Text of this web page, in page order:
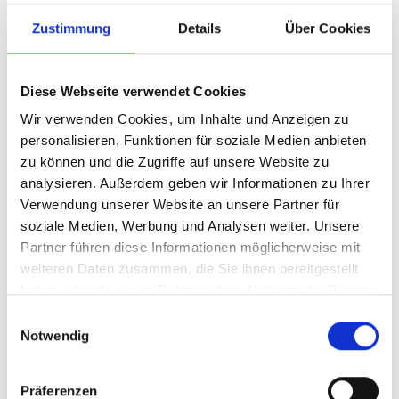
Zustimmung Details Über Cookies
Diese Webseite verwendet Cookies
Wir verwenden Cookies, um Inhalte und Anzeigen zu
personalisieren, Funktionen für soziale Medien anbieten
zu können und die Zugriffe auf unsere Website zu
analysieren. Außerdem geben wir Informationen zu Ihrer
Verwendung unserer Website an unsere Partner für
soziale Medien, Werbung und Analysen weiter. Unsere
Partner führen diese Informationen möglicherweise mit
weiteren Daten zusammen, die Sie ihnen bereitgestellt
Notwendig
Präferenzen
Vorherige
Land, Water, Life – The Impact of the BES
Solution Fund in Viet Nam
Publikationen zum Projekt